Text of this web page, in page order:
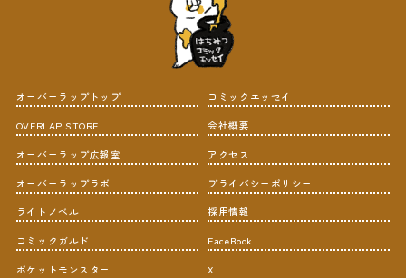
オーバーラップトップ
OVERLAP STORE
オーバーラップ広報室
オーバーラップラボ
ライトノベル
コミックガルド
ポケットモンスター
コミックエッセイ
会社概要
アクセス
プライバシーポリシー
採用情報
FaceBook
X